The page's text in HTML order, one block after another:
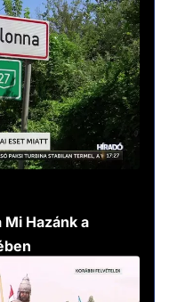
Hazánk a